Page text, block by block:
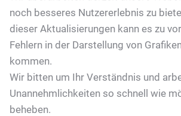
noch besseres Nutzererlebnis zu
dieser Aktualisierungen kann es zu
Fehlern in der Darstellung von
kommen.
Wir bitten um Ihr Verständnis und
Unannehmlichkeiten so schnell wie
beheben.